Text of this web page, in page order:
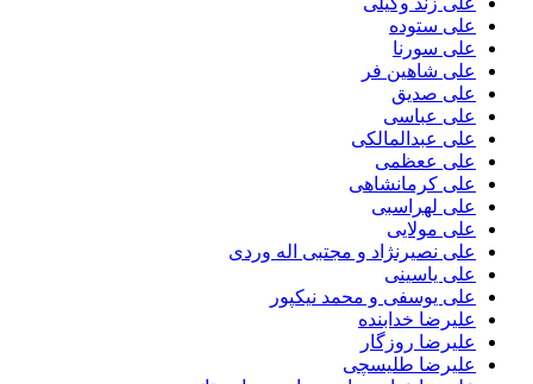
علی ستوده
علی سورنا
علی شاهین فر
علی صدیق
علی عباسی
علی عبدالمالکی
علی ععظمی
علی کرمانشاهی
علی لهراسبی
علی مولایی
علی نصیرنژاد و مجتبی اله وردی
علی یاسینی
علی یوسفی و محمد نیکپور
علیرضا خدابنده
علیرضا روزگار
علیرضا طلیسچی